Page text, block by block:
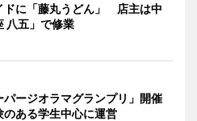
ドに「藤丸うどん」 店主は中
八五」で修業
パージオラマグランプリ」開催
ある学生中心に運営